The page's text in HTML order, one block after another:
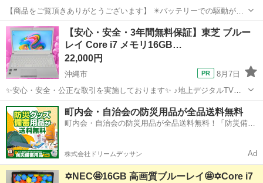
【商品をご覧頂きありがとうございます】 ✴️バッテリーでの駆動がで
きないため格安にて販売いたします。 ✴️電源コードを使用すること
で、安全に起動させることができます。 🌸取引の際は、良い評価だけ
でなく悪い評価も重視...
沖縄 沖縄市 ノートパソコン Office
【安心・安全・3年間無料保証】東芝 ブルー
レイ Core i7 メモリ16GB…
22,000円
沖縄市
8月7日
✨安心・安全・公正な取引を実施しております✨ ♪地上デジタルTVチ
ューナー♪ ☑️テレビ番組をパソコンで観れる・撮れる！ ☑️電子番組表
対応！ 録画予約もＯＫ！ ☑️オプション 500円 ◉お客様の目の前で新
品...
沖縄 沖縄市 ノートパソコン 動画
町内会・自治会の防災用品が全品送料無料
町内会・自治会の防災用品が全品送料無料！「防災備蓄
株式会社ドリームデッサン Ad
✡️NEC🤩16GB 高画質ブルーレイ🤩✡️Core i7